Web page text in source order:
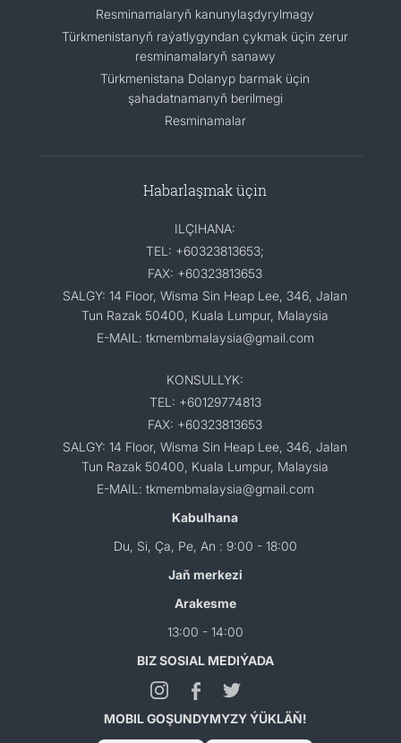
Resminamalaryň kanunylaşdyrylmagy
Türkmenistanyň raýatlygyndan çykmak üçin zerur
resminamalaryň sanawy
Türkmenistana Dolanyp barmak üçin
şahadatnamanyň berilmegi
Resminamalar
Habarlaşmak üçin
ILÇIHANA:
TEL: +60323813653;
FAX: +60323813653
SALGY: 14 Floor, Wisma Sin Heap Lee, 346, Jalan
Tun Razak 50400, Kuala Lumpur, Malaysia
E-MAIL: tkmembmalaysia@gmail.com
KONSULLYK:
TEL: +60129774813
FAX: +60323813653
SALGY: 14 Floor, Wisma Sin Heap Lee, 346, Jalan
Tun Razak 50400, Kuala Lumpur, Malaysia
E-MAIL: tkmembmalaysia@gmail.com
Kabulhana
Du, Si, Ça, Pe, An : 9:00 - 18:00
Jaň merkezi
Arakesme
13:00 - 14:00
BIZ SOSIAL MEDIÝADA
MOBIL GOŞUNDYMYZY ÝÜKLÄŇ!